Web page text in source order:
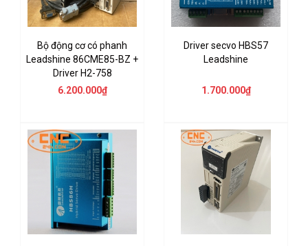
Bộ động cơ có phanh
Leadshine 86CME85-BZ +
Driver H2-758
6.200.000₫
Driver secvo HBS57
Leadshine
1.700.000₫